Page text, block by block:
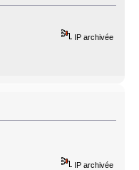
IP archivée
IP archivée